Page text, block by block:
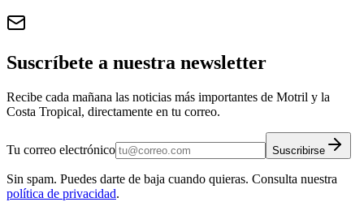
Suscríbete a nuestra newsletter
Recibe cada mañana las noticias más importantes de Motril y la
Costa Tropical, directamente en tu correo.
Tu correo electrónico Suscribirse
Sin spam. Puedes darte de baja cuando quieras. Consulta nuestra
política de privacidad.